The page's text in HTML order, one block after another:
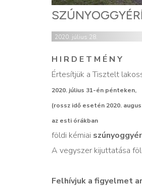
2020. július 28.
H I R D E T M É N Y
Értesítjük a Tisztelt
2020. július 31-én pénteken,
(rossz idő esetén 2020.
az esti órákban
földi kémiai
A vegyszer kijuttatása
Felhívjuk a figyelmet